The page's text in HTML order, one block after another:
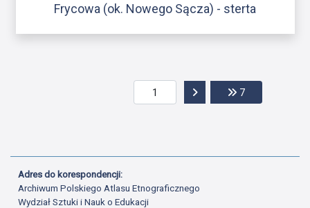
Frycowa (ok. Nowego Sącza) - sterta
Przejdź do następnej
7Przejdź do
Adres do korespondencji:
Archiwum Polskiego Atlasu Etnograficznego
Wydział Sztuki i Nauk o Edukacji